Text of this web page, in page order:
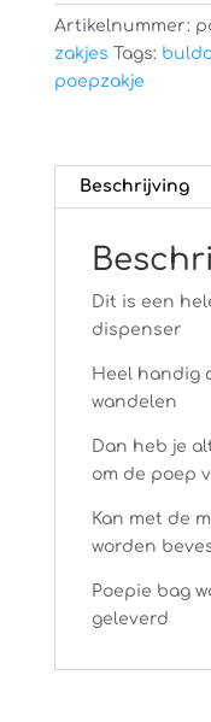
Artikelnummer:
zakjes Tags:
poepzakje
Beschrijving
Dit is een
dispenser
Heel handig
wandelen
Dan heb je
om de poep
Kan met de
worden
Poepie bag
geleverd